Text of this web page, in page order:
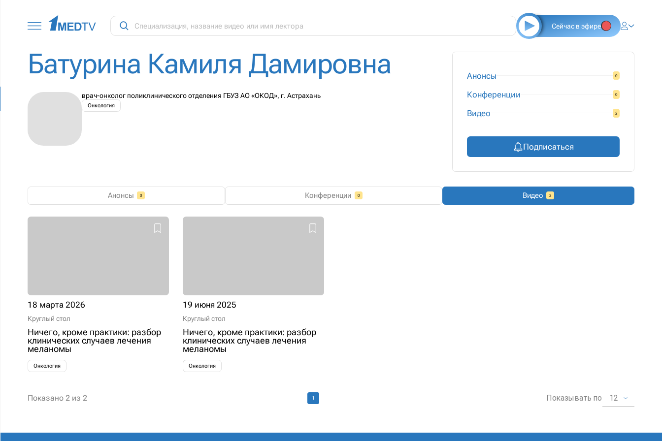
Сейчас в эфире
Батурина Камиля Дамировна
врач-онколог поликлинического отделения ГБУЗ АО «ОКОД», г. Астрахань
Онкология
Анонсы 0
Конференции 0
Видео 2
Подписаться
Анонсы 0 Конференции 0 Видео 2
18 марта 2026
Круглый стол
Ничего, кроме практики: разбор
клинических случаев лечения
меланомы
Онкология
19 июня 2025
Круглый стол
Ничего, кроме практики: разбор
клинических случаев лечения
меланомы
Онкология
Показано 2 из 2 1 Показывать по 12